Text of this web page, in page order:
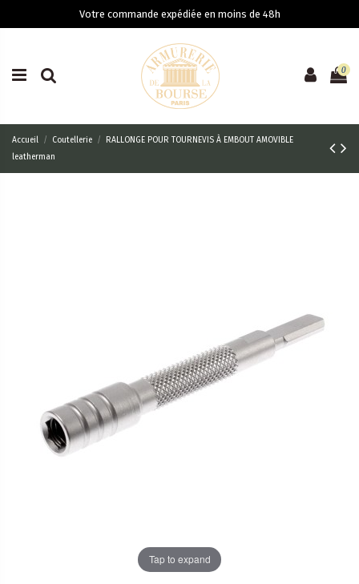
Votre commande expédiée en moins de 48h
0
Accueil Coutellerie
RALLONGE POUR TOURNEVIS À EMBOUT AMOVIBLE
leatherman
Tap to expand